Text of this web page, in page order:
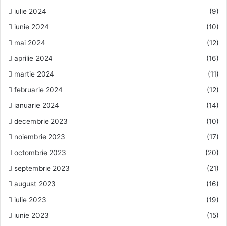
iulie 2024
(9)
iunie 2024
(10)
mai 2024
(12)
aprilie 2024
(16)
martie 2024
(11)
februarie 2024
(12)
ianuarie 2024
(14)
decembrie 2023
(10)
noiembrie 2023
(17)
octombrie 2023
(20)
septembrie 2023
(21)
august 2023
(16)
iulie 2023
(19)
iunie 2023
(15)